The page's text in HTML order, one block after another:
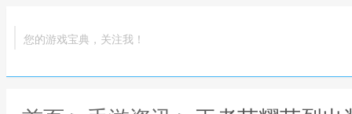
您的游戏宝典，关注我！